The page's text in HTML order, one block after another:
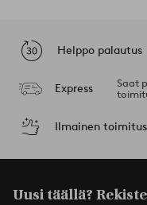
Helppo palautus
Express
Saat
Ilmainen toimitus
Uusi täällä?